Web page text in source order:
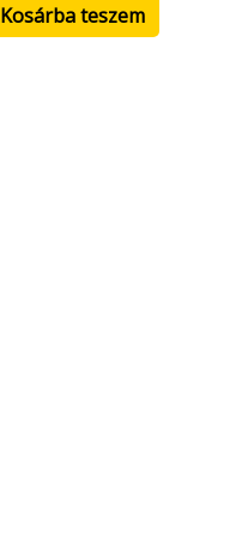
Kosárba teszem